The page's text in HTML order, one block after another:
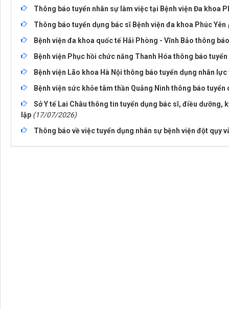
Thông báo tuyển nhân sự làm việc tại Bệnh viện Đa khoa
Thông báo tuyển dụng bác sĩ Bệnh viện đa khoa Phúc Yên
Bệnh viện đa khoa quốc tế Hải Phòng - Vĩnh Bảo thông
Bệnh viện Phục hồi chức năng Thanh Hóa thông báo
Bệnh viện Lão khoa Hà Nội thông báo tuyển dụng nhân lực
Bệnh viện sức khỏe tâm thần Quảng Nình thông báo
Sở Y tế Lai Châu thông tin tuyển dụng bác sĩ, điều
lập (17/07/2026)
Thông báo về việc tuyển dụng nhân sự bệnh viện đột qụy